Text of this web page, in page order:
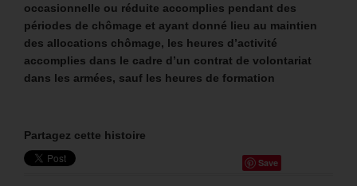
occasionnelle ou réduite accomplies pendant des
périodes de chômage et ayant donné lieu au maintien
des allocations chômage, les heures d’activité
accomplies dans le cadre d’un contrat de volontariat
dans les armées, sauf les heures de formation
Partagez cette histoire
Save